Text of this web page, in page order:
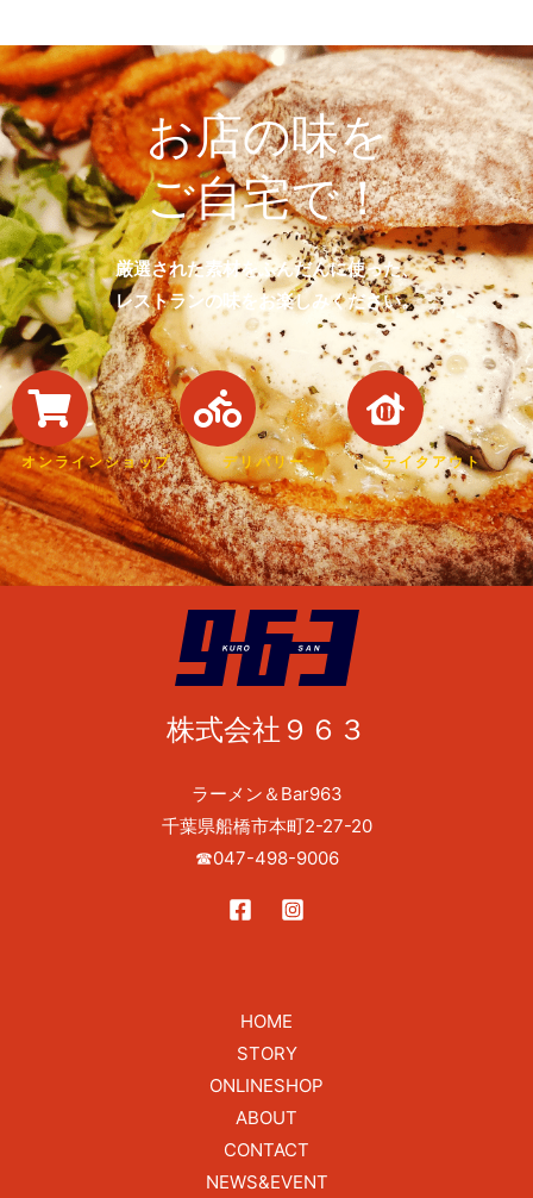
お店の味を
ご自宅で！
厳選された素材をふんだんに使った、
レストランの味をお楽しみください。
オンラインショップ デリバリー テイクアウト
株式会社９６３
ラーメン＆Bar963
千葉県船橋市本町2-27-20
☎047-498-9006
HOME
STORY
ONLINESHOP
ABOUT
CONTACT
NEWS&EVENT